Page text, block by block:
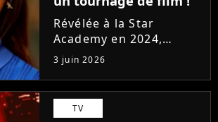
Révélée à la Star
Academy en 2024,
Marguerite officialise
l'arrivée pour l'automne
de son premier album
Guérir. En parallèle, la
chanteuse et
3 juin 2026
TV